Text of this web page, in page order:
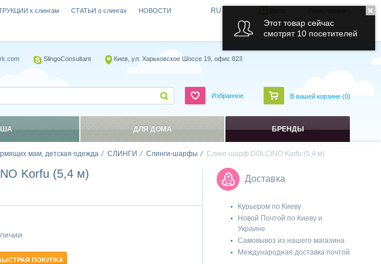
мам, детская одежда СЛИНГИ Слинги-шарфы Слинг-шарф DOLCINO Korfu (5,4 м)
Korfu (5,4 м)
ПОКУПКА
Доставка
Курьером по Киеву
Новой Почтой по Киеву и
Украине
Самовывоз из нашего магазина
Международная доставка почтой
к слингам СТАТЬИ о слингах НОВОСТИ RU
SlingoConsultant Киев, ул. Харьковское Шоссе 19, офис 823
Избранное В вашей корзине (0)
ДЛЯ ДОМА БРЕНДЫ
Этот товар сейчас
смотрят 10 посетителей